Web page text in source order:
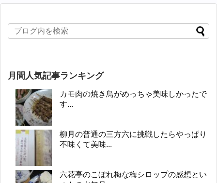
月間人気記事ランキング
カモ肉の焼き鳥がめっちゃ美味しかったで
す...
柳月の普通の三方六に挑戦したらやっぱり
不味くて美味...
六花亭のこぼれ梅な梅シロップの感想とい